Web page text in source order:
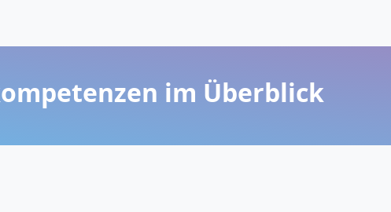
im Überblick